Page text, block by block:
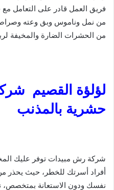
فريق العمل قادر على التعامل
من نمل وناموس وبق وعته
من الحشرات الضارة والمخيفة
لؤلؤة القصيم
حشرية بالمذنب
شركة رش مبيدات توفر عليك
أفراد أسرتك للخطر، حيث يحذر
نفسك ودون الاستعانة بمتخصص،